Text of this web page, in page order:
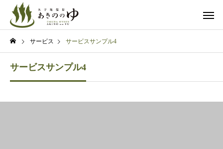
サービス サービスサンプル4
サービスサンプル4